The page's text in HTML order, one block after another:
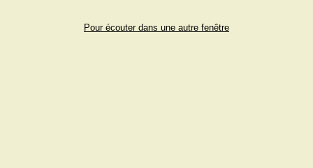
Pour écouter dans une autre fenêtre